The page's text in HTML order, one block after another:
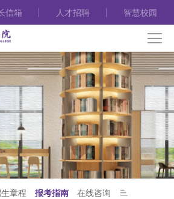
信箱 人才招聘 智慧校园
章程 报考指南 在线咨询